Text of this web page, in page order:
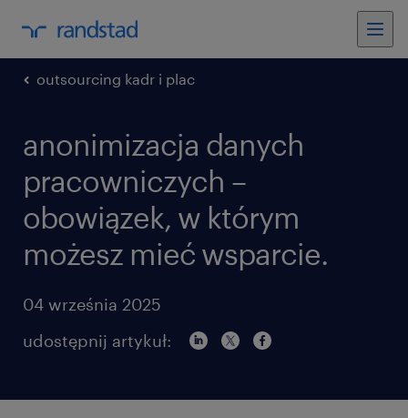
outsourcing kadr i plac
anonimizacja danych
pracowniczych –
obowiązek, w którym
możesz mieć wsparcie.
04 września 2025
udostępnij artykuł: